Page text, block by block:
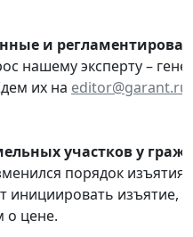
и
нашему эксперту –
их на editor@garant.ru
участков у
порядок изъятия
инициировать изъятие,
о цене.